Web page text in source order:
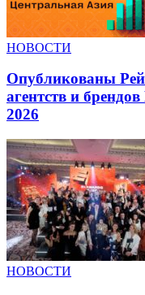
НОВОСТИ
Опубликованы
агентств и
2026
НОВОСТИ